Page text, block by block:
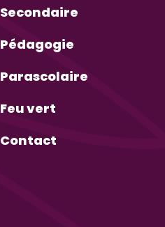
Secondaire
Pédagogie
Parascolaire
Feu vert
Contact